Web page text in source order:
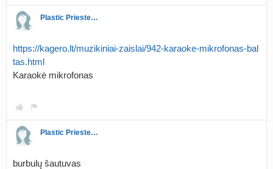
Plastic Priestess
https://kagero.lt/muzikiniai-zaislai/942-karaoke-mikrofonas-bal
tas.html
Karaokė mikrofonas
Plastic Priestess
burbulų šautuvas